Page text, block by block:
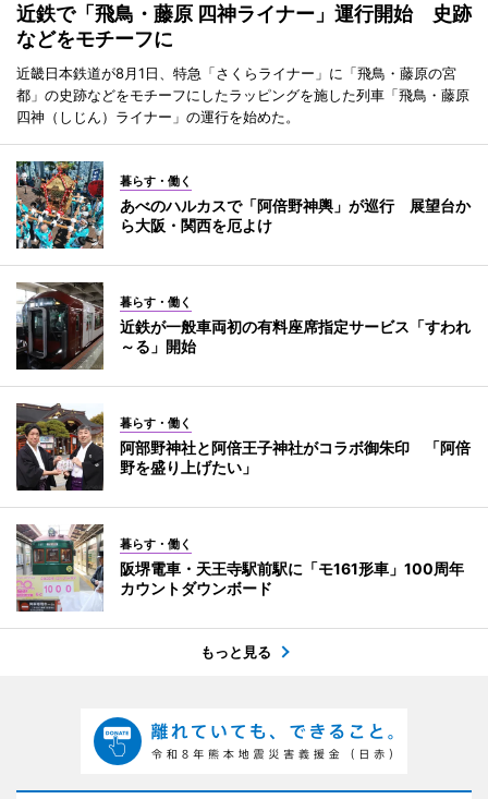
近鉄で「飛鳥・藤原 四神ライナー」運行開始 史跡
などをモチーフに
近畿日本鉄道が8月1日、特急「さくらライナー」に「飛鳥・藤原の宮
都」の史跡などをモチーフにしたラッピングを施した列車「飛鳥・藤原
四神（しじん）ライナー」の運行を始めた。
暮らす・働く
あべのハルカスで「阿倍野神輿」が巡行 展望台か
ら大阪・関西を厄よけ
暮らす・働く
近鉄が一般車両初の有料座席指定サービス「すわれ
～る」開始
暮らす・働く
阿部野神社と阿倍王子神社がコラボ御朱印 「阿倍
野を盛り上げたい」
暮らす・働く
阪堺電車・天王寺駅前駅に「モ161形車」100周年
カウントダウンボード
もっと見る